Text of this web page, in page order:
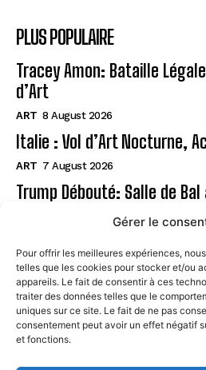
Gérer le
Pour offrir les meilleures expériences,
telles que les cookies pour stocker et/ou
appareils. Le fait de consentir à ces
traiter des données telles que le
uniques sur ce site. Le fait de ne pas
consentement peut avoir un effet négatif
et fonctions.
PLUS POPULAIRE
Tracey Amon: Bataille
d’Art
ART 8 August 2026
Italie : Vol d’Art Nocturne,
ART 7 August 2026
Trump Débouté: Salle de
Page
CONTACT
MENTIONS LÉGALES